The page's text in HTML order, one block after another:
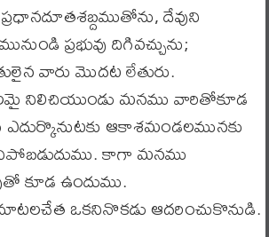
దేవుని
ప్రభువు దిగివచ్చును;
వారు మొదట లేతురు.
నిలిచియుండు మనము వారితోకూడ
ఎదుర్కొనుటకు ఆకాశమండలమునకు
కాగా మనము
కూడ ఉందుము.
ఒకనినొకడు ఆదరించుకొనుడి.